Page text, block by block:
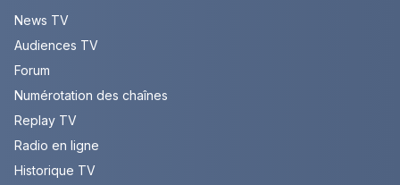
News TV
Audiences TV
Forum
Numérotation des chaînes
Replay TV
Radio en ligne
Historique TV